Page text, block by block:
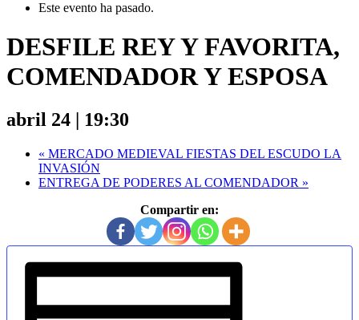
Este evento ha pasado.
DESFILE REY Y FAVORITA,
COMENDADOR Y ESPOSA
abril 24 | 19:30
« MERCADO MEDIEVAL FIESTAS DEL ESCUDO LA
INVASIÓN
ENTREGA DE PODERES AL COMENDADOR »
Compartir en: